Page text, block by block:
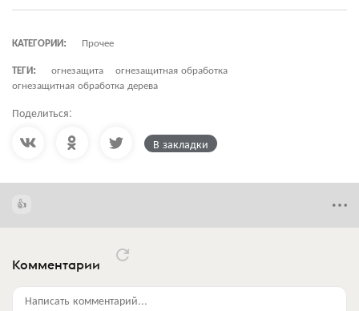
КАТЕГОРИИ:
Прочее
ТЕГИ:
огнезащита
огнезащитная обработка
огнезащитная обработка дерева
Поделиться:
В закладки
Комментарии
Написать комментарий...